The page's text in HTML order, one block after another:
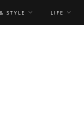
STYLE LIFE